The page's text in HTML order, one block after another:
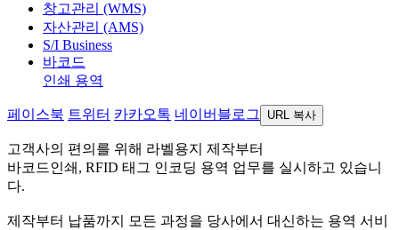
창고관리 (WMS)
자산관리 (AMS)
S/I Business
바코드
인쇄 용역
페이스북 트위터 카카오톡 네이버블로그 URL 복사
고객사의 편의를 위해 라벨용지 제작부터
바코드인쇄, RFID 태그 인코딩 용역 업무를 실시하고 있습니
다.
제작부터 납품까지 모든 과정을 당사에서 대신하는 용역 서비